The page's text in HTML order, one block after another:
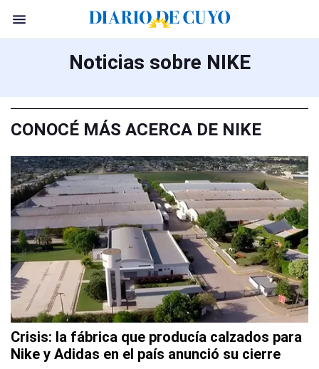
Noticias sobre NIKE
CONOCÉ MÁS ACERCA DE NIKE
Crisis: la fábrica que producía calzados para
Nike y Adidas en el país anunció su cierre